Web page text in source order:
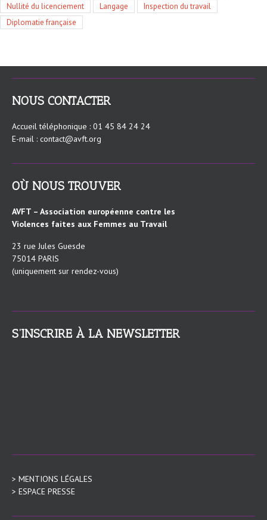
Nullité du licenciement
Langage
Inspection du travail
Diplomatie française
NOUS CONTACTER
Accueil téléphonique : 01 45 84 24 24
E-mail : contact@avft.org
OÙ NOUS TROUVER
AVFT – Association européenne contre les
Violences faites aux Femmes au Travail
23 rue Jules Guesde
75014 PARIS
(uniquement sur rendez-vous)
S’INSCRIRE À LA NEWSLETTER
> MENTIONS LÉGALES
> ESPACE PRESSE